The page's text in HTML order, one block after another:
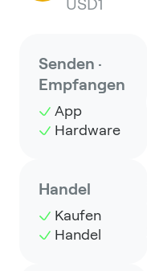
USD1
Senden ·
Empfangen
App
Hardware
Handel
Kaufen
Handel